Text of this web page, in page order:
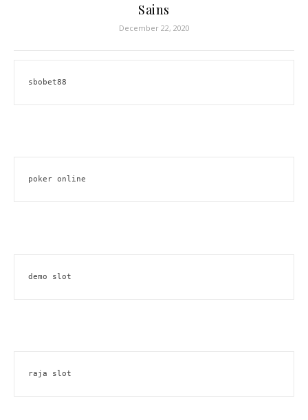
Sains
December 22, 2020
sbobet88
poker online
demo slot
raja slot